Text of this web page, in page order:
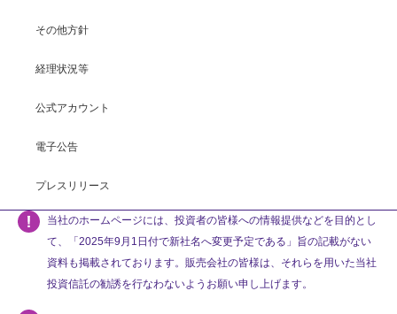
その他方針
経理状況等
公式アカウント
電子公告
プレスリリース
当社のホームページには、投資者の皆様への情報提供などを目的とし
て、「2025年9月1日付で新社名へ変更予定である」旨の記載がない
資料も掲載されております。販売会社の皆様は、それらを用いた当社
投資信託の勧誘を行なわないようお願い申し上げます。